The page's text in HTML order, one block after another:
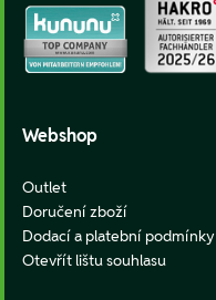
Webshop
Outlet
Doručení zboží
Dodací a platební podmínky
Otevřít lištu souhlasu